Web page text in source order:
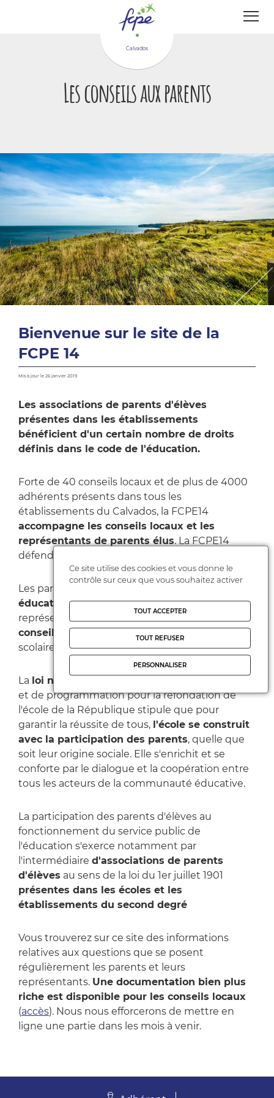
Calvados
Les conseils aux parents
Bienvenue sur le site de la
FCPE 14
Mis à jour le 26 janvier 2019
Les associations de parents d'élèves
présentes dans les établissements
bénéficient d'un certain nombre de droits
définis dans le code de l'éducation.
Forte de 40 conseils locaux et de plus de 4000
adhérents présents dans tous les
établissements du Calvados, la FCPE14
accompagne les conseils locaux et les
représentants de parents élus. La FCPE14
défend l'école
Les parents sont
membres de la communauté
éducative.Les parents participent, par leur
représentants, auxconseils d'école,aux
conseils d'administrationdes établissements
scolaires et auxconseils de classe.
La loi n°2013-595 du 8 juillet 2013
et de programmation pour la refondation de
l'école de la République stipule que pour
garantir la réussite de tous, l'école se construit
avec la participation des parents, quelle que
soit leur origine sociale. Elle s'enrichit et se
conforte par le dialogue et la coopération entre
tous les acteurs de la communauté éducative.
La participation des parents d'élèves au
fonctionnement du service public de
l'éducation s'exerce notamment par
l'intermédiaire d'associations de parents
d'élèves au sens de la loi du 1er juillet 1901
présentes dans les écoles et les
établissements du second degré
Vous trouverez sur ce site des informations
relatives aux questions que se posent
régulièrement les parents et leurs
représentants. Une documentation bien plus
riche est disponible pour les conseils locaux
(accès). Nous nous efforcerons de mettre en
ligne une partie dans les mois à venir.
Panneau de gestion des cookies
Ce site utilise des cookies et vous donne le
contrôle sur ceux que vous souhaitez activer
TOUT ACCEPTER
TOUT REFUSER
PERSONNALISER